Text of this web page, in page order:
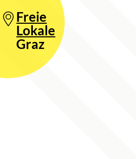
Freie
Lokale
Graz